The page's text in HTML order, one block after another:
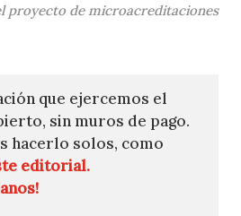
proyecto de microacreditaciones
que ejercemos el
sin muros de pago.
hacerlo solos, como
editorial.